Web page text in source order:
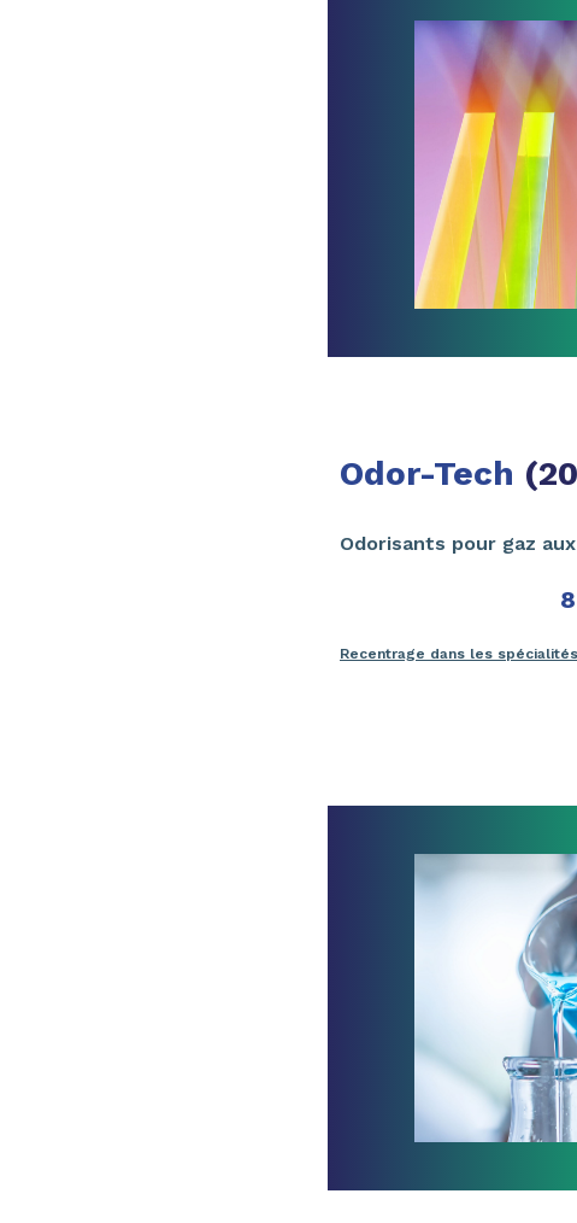
Odor-Tech
Odorisants pour gaz
Recentrage dans les spécialités